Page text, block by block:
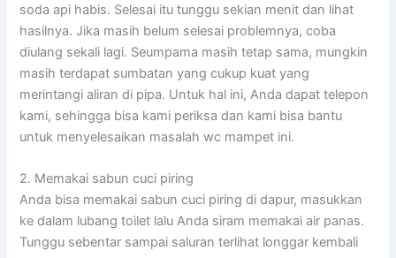
soda api habis. Selesai itu tunggu sekian menit dan lihat
hasilnya. Jika masih belum selesai problemnya, coba
diulang sekali lagi. Seumpama masih tetap sama, mungkin
masih terdapat sumbatan yang cukup kuat yang
merintangi aliran di pipa. Untuk hal ini, Anda dapat telepon
kami, sehingga bisa kami periksa dan kami bisa bantu
untuk menyelesaikan masalah wc mampet ini.
2. Memakai sabun cuci piring
Anda bisa memakai sabun cuci piring di dapur, masukkan
ke dalam lubang toilet lalu Anda siram memakai air panas.
Tunggu sebentar sampai saluran terlihat longgar kembali